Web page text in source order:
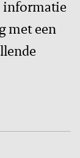
informatie
met een